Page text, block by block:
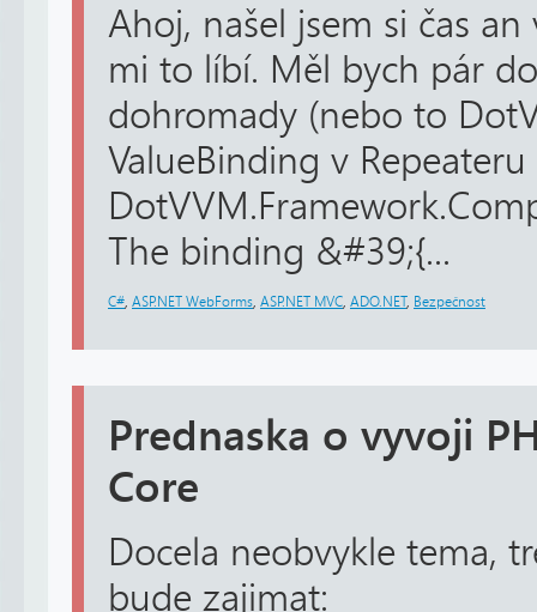
Ahoj, našel jsem si čas
mi to líbí. Měl bych pár
dohromady (nebo to
ValueBinding v
The binding &#39;{...
C# ASP.NET WebForms ASP.NET MVC ADO.NET, Bezpečnost
Prednaska o vyvoji
Core
Docela neobvykle tema,
bude zajimat: